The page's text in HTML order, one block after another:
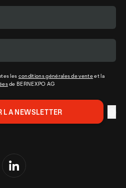
les conditions générales de venteet la
de BERNEXPO AG